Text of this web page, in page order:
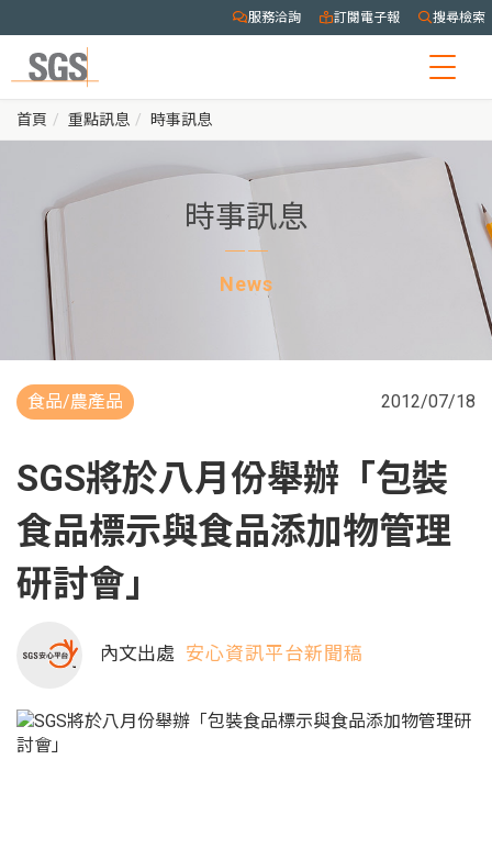
服務洽詢 訂閱電子報 搜尋檢索
首頁 重點訊息 時事訊息
時事訊息
News
食品/農產品 2012/07/18
SGS將於八月份舉辦「包裝
食品標示與食品添加物管理
研討會」
內文出處 安心資訊平台新聞稿